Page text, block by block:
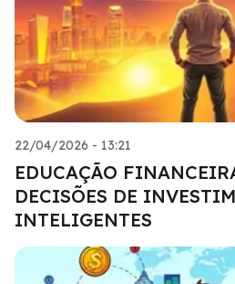
22/04/2026 - 13:21
EDUCAÇÃO
DECISÕES DE
INTELIGENTES